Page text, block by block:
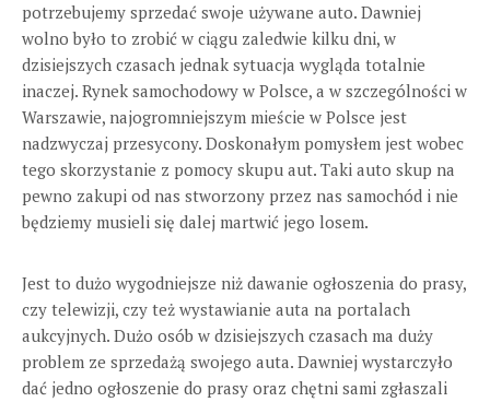
potrzebujemy sprzedać swoje używane auto. Dawniej
wolno było to zrobić w ciągu zaledwie kilku dni, w
dzisiejszych czasach jednak sytuacja wygląda totalnie
inaczej. Rynek samochodowy w Polsce, a w szczególności w
Warszawie, najogromniejszym mieście w Polsce jest
nadzwyczaj przesycony. Doskonałym pomysłem jest wobec
tego skorzystanie z pomocy skupu aut. Taki auto skup na
pewno zakupi od nas stworzony przez nas samochód i nie
będziemy musieli się dalej martwić jego losem.
Jest to dużo wygodniejsze niż dawanie ogłoszenia do prasy,
czy telewizji, czy też wystawianie auta na portalach
aukcyjnych. Dużo osób w dzisiejszych czasach ma duży
problem ze sprzedażą swojego auta. Dawniej wystarczyło
dać jedno ogłoszenie do prasy oraz chętni sami zgłaszali